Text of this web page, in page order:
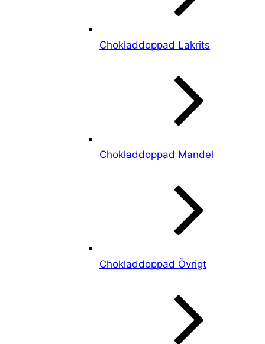
Chokladdoppad Lakrits
Chokladdoppad Mandel
Chokladdoppad Övrigt